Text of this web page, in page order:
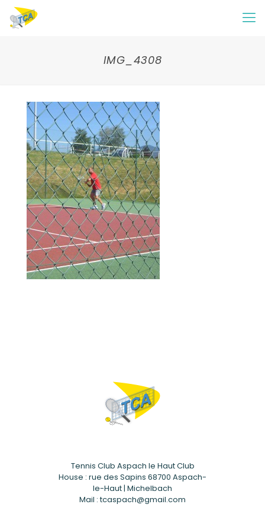
IMG_4308
Tennis Club Aspach le Haut Club
House : rue des Sapins 68700 Aspach-
le-Haut | Michelbach
Mail : tcaspach@gmail.com